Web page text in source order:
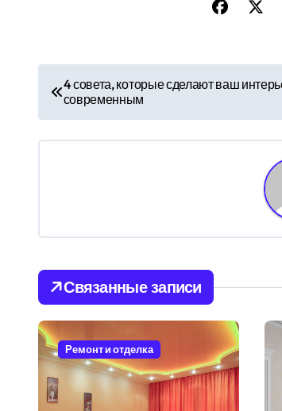
а
в
а
ц
и
я
п
о
4 совета, которые сделают ваш
современным
Связанные записи
Ремонт и отделка